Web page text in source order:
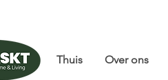
Thuis Over ons